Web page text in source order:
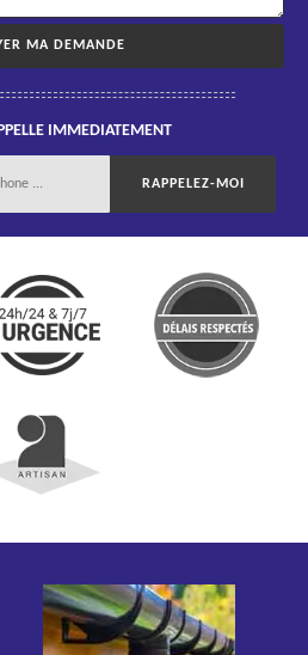
IMMEDIATEMENT